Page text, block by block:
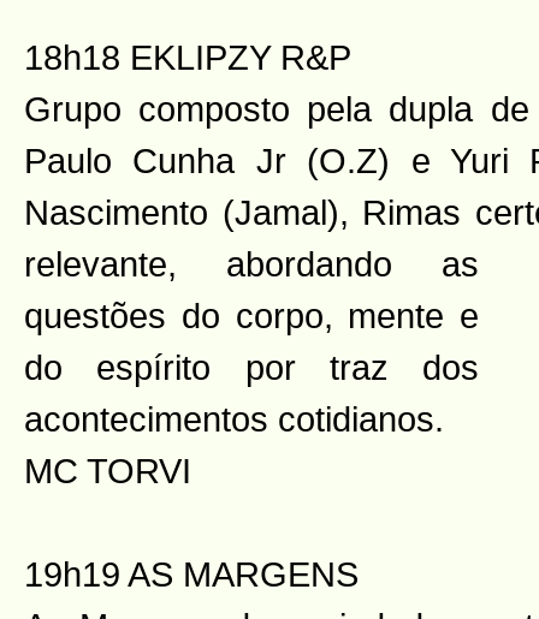
18h18 EKLIPZY R&P
Grupo composto pela dupla
Paulo Cunha Jr (O.Z) e Yuri
Nascimento (Jamal), Rimas
relevante, abordando as
questões do corpo, mente e
do espírito por traz dos
acontecimentos cotidianos.
MC TORVI
19h19 AS MARGENS